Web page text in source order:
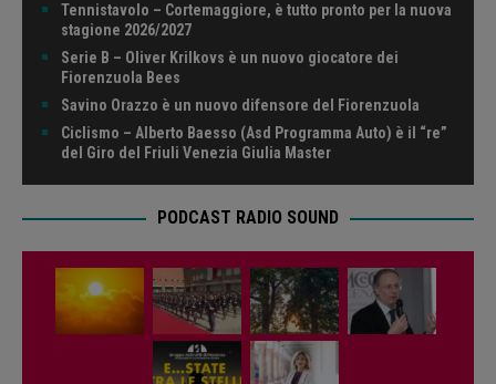
Tennistavolo – Cortemaggiore, è tutto pronto per la nuova
stagione 2026/2027
Serie B – Oliver Krilkovs è un nuovo giocatore dei
Fiorenzuola Bees
Savino Orazzo è un nuovo difensore del Fiorenzuola
Ciclismo – Alberto Baesso (Asd Programma Auto) è il “re”
del Giro del Friuli Venezia Giulia Master
PODCAST RADIO SOUND